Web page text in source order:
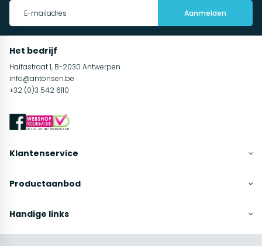
Aanmelden
Het bedrijf
Haifastraat 1, B-2030 Antwerpen
info@antonsen.be
+32 (0)3 542 6110
Klantenservice
Productaanbod
Handige links